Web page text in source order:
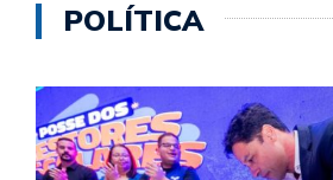
POLÍTICA